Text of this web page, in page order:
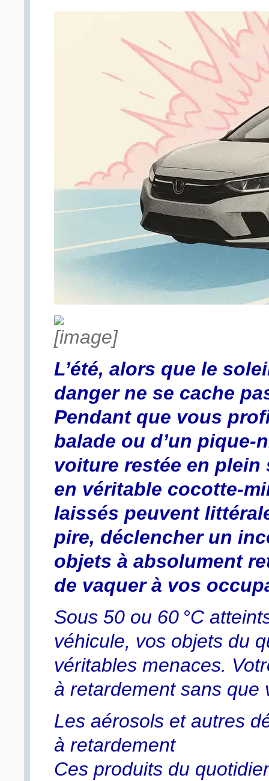
L’été, alors que le
danger ne se cache
Pendant que vous
balade ou d’un pique-
voiture restée en
en véritable cocotte-
laissés peuvent
pire, déclencher un
objets à absolument
de vaquer à vos
Sous 50 ou 60 °C
véhicule, vos objets du
véritables menaces.
à retardement sans que
Les aérosols et autres
à retardement
Ces produits du